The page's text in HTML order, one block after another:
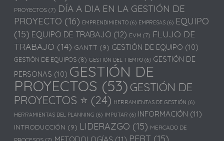
PROYECTOS (7) DÍA A DIA EN LA GESTIÓN DE
PROYECTO (16) EMPRENDIMIENTO (6) EMPRESAS (6) EQUIPO
(15) EQUIPO DE TRABAJO (12) EVM (7) FLUJO DE
TRABAJO (14) GANTT (9) GESTIÓN DE EQUIPO (10)
GESTIÓN DE EQUIPOS (8) GESTIÓN DEL TIEMPO (6) GESTIÓN DE
PERSONAS (10) GESTIÓN DE
PROYECTOS (53) GESTIÓN DE
PROYECTOS ⭐ (24) HERRAMIENTAS DE GESTIÓN (6)
HERRAMIENTAS DEL PLANNING (6) IMPUTAR (6) INFORMACIÓN (11)
INTRODUCCIÓN (9) LIDERAZGO (15) MERCADO DE
METODOLOGÍAS (11) PERT (15)